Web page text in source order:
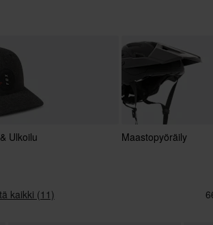
Ulkoilu Maastopyöräily
kaikki (11)